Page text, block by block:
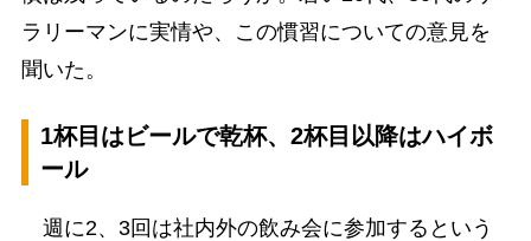
ラリーマンに実情や、この慣習についての意見を
聞いた。
1杯目はビールで乾杯、2杯目以降はハイボ
ール
週に2、3回は社内外の飲み会に参加するという